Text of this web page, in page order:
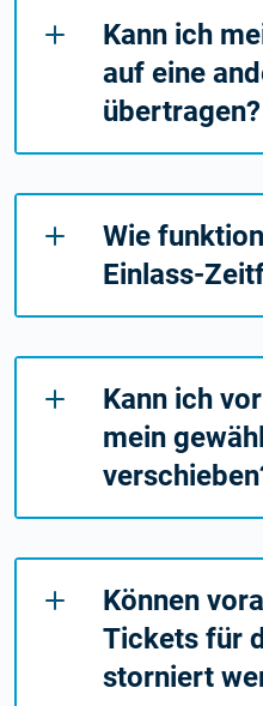
Kann ich
auf eine
übertragen?
Wie
Einlass-
Kann ich
mein
Können
Tickets für
storniert